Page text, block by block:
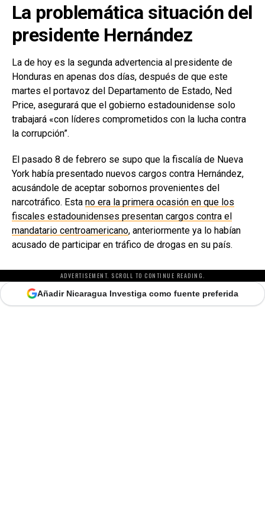
La problemática situación del
presidente Hernández
La de hoy es la segunda advertencia al presidente de
Honduras en apenas dos días, después de que este
martes el portavoz del Departamento de Estado, Ned
Price, asegurará que el gobierno estadounidense solo
trabajará «con líderes comprometidos con la lucha contra
la corrupción”.
El pasado 8 de febrero se supo que la fiscalía de Nueva
York había presentado nuevos cargos contra Hernández,
acusándole de aceptar sobornos provenientes del
narcotráfico. Esta no era la primera ocasión en que los
fiscales estadounidenses presentan cargos contra el
mandatario centroamericano, anteriormente ya lo habían
acusado de participar en tráfico de drogas en su país.
ADVERTISEMENT. SCROLL TO CONTINUE READING.
Añadir Nicaragua Investiga como fuente preferida